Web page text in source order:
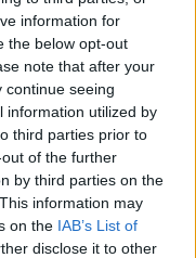
information for
the below opt-out
note that after your
continue seeing
information utilized by
third parties prior to
of the further
by third parties on the
information may
on the IAB’s List of
disclose it to other
di San Miniato
e comprende
aree naturalistiche
gusti: dalle camminate
più articolate che
colline sanminiatesi,
tipica della Toscana.